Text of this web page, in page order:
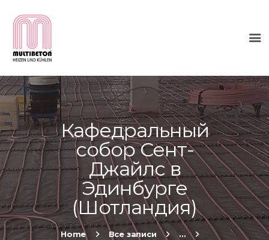
Кафедральный
собор Сент-
Джайлс в
Эдинбурге
(Шотландия)
Home Все записи
...
HOME
О КОМПАНИИ
ТЕПЛЫЙ ПОЛ
МОНТАЖ
ИНФОРМАЦИЯ